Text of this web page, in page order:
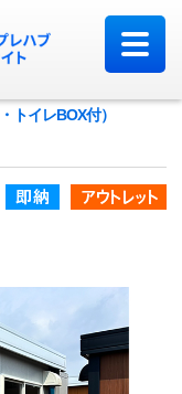
トイレBOX付）
即納品